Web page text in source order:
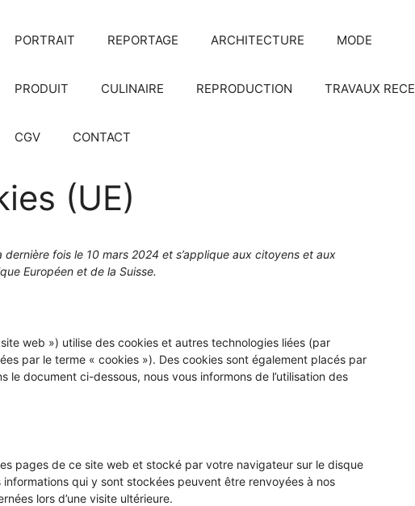
PORTRAIT REPORTAGE ARCHITECTURE MODE
PRODUIT CULINAIRE REPRODUCTION TRAVAUX
CGV CONTACT
(UE)
fois le 10 mars 2024 et s’applique aux citoyens et aux
Européen et de la Suisse.
web ») utilise des cookies et autres technologies liées (par
par le terme « cookies »). Des cookies sont également placés par
le document ci-dessous, nous vous informons de l’utilisation des
pages de ce site web et stocké par votre navigateur sur le disque
qui y sont stockées peuvent être renvoyées à nos
lors d’une visite ultérieure.